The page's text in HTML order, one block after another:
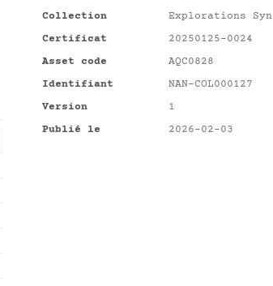
Collection
Explorations
Certificat
20250125-0024
Asset code
AQC0828
Identifiant
NAN-COL000127
Version
1
Publié le
2026-02-03